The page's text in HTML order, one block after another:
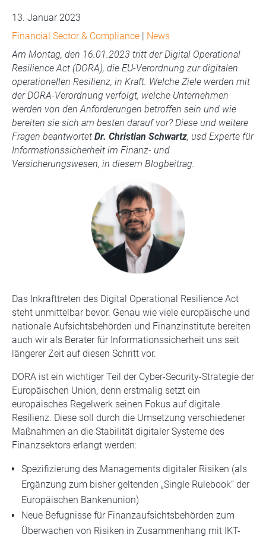
13. Januar 2023
Financial Sector & Compliance | News
Am Montag, den 16.01.2023 tritt der Digital Operational
Resilience Act (DORA), die EU-Verordnung zur digitalen
operationellen Resilienz, in Kraft. Welche Ziele werden mit
der DORA-Verordnung verfolgt, welche Unternehmen
werden von den Anforderungen betroffen sein und wie
bereiten sie sich am besten darauf vor? Diese und weitere
Fragen beantwortet Dr. Christian Schwartz, usd Experte für
Informationssicherheit im Finanz- und
Versicherungswesen, in diesem Blogbeitrag.
Das Inkrafttreten des Digital Operational Resilience Act
steht unmittelbar bevor. Genau wie viele europäische und
nationale Aufsichtsbehörden und Finanzinstitute bereiten
auch wir als Berater für Informationssicherheit uns seit
längerer Zeit auf diesen Schritt vor.
DORA ist ein wichtiger Teil der Cyber-Security-Strategie der
Europäischen Union, denn erstmalig setzt ein
europäisches Regelwerk seinen Fokus auf digitale
Resilienz. Diese soll durch die Umsetzung verschiedener
Maßnahmen an die Stabilität digitaler Systeme des
Finanzsektors erlangt werden:
Spezifizierung des Managements digitaler Risiken (als
Ergänzung zum bisher geltenden „Single Rulebook“ der
Europäischen Bankenunion)
Neue Befugnisse für Finanzaufsichtsbehörden zum
Überwachen von Risiken in Zusammenhang mit IKT-